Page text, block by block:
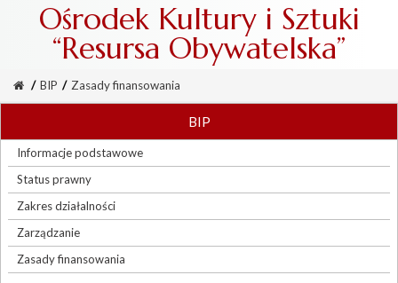
Ośrodek Kultury i Sztuki
“Resursa Obywatelska”
/ BIP / Zasady finansowania
BIP
Informacje podstawowe
Status prawny
Zakres działalności
Zarządzanie
Zasady finansowania